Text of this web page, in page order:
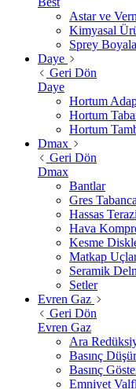
Astar ve
Kimyasal
Sprey
Daye
Geri Dön
Daye
Hortum
Hortum
Hortum
Dmax
Geri Dön
Dmax
Bantlar
Gres
Hassas
Hava
Kesme
Matkap
Seramik
Setler
Evren Gaz
Geri Dön
Evren Gaz
Ara
Basınç
Basınç
Emniyet